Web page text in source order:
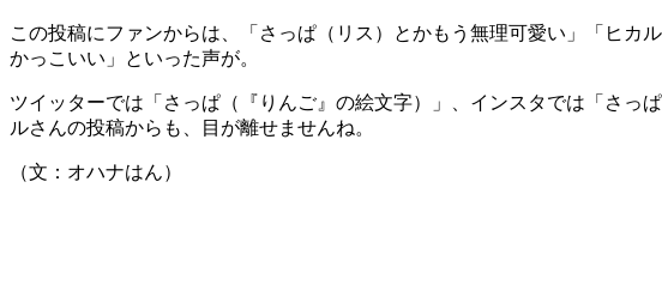
この投稿にファンからは、「さっぱ（リス）とかもう無理可愛い」「ヒカ
かっこいい」といった声が。
ツイッターでは「さっぱ（『りんご』の絵文字）」、インスタでは「さっ
ルさんの投稿からも、目が離せませんね。
（文：オハナはん）